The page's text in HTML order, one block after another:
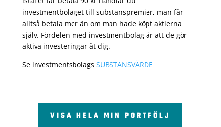
investmentbolaget till substanspremier, man får
alltså betala mer än om man hade köpt aktierna
själv. Fördelen med investmentbolag är att de gör
aktiva investeringar åt dig.
Se investmentsbolags SUBSTANSVÄRDE
VISA HELA MIN PORTFÖLJ